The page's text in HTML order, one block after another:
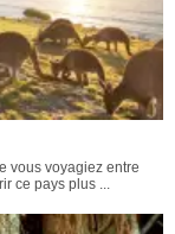
vous voyagiez entre
ce pays plus ...